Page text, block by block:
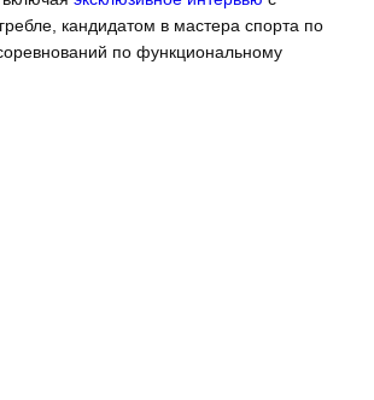
кандидатом в мастера спорта по
по функциональному